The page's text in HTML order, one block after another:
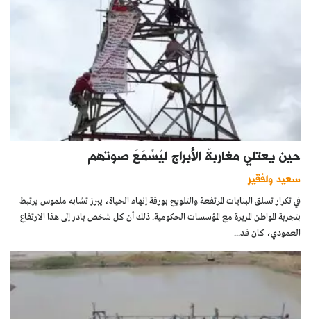
حين يعتلي مغاربةٌ الأبراج ليُسْمَعَ صوتهم
سعيد ولفقير
في تكرار تسلق البنايات المرتفعة والتلويح بورقة إنهاء الحياة، يبرز تشابه ملموس يرتبط
بتجربة المواطن المريرة مع المؤسسات الحكومية. ذلك أن كل شخص بادر إلى هذا الارتفاع
العمودي، كان قد...